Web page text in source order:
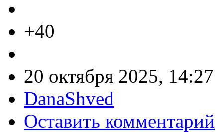
+40
20 октября 2025, 14:27
DanaShved
Оставить комментарий